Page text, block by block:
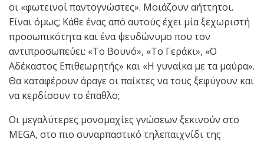
οι «φωτεινοί παντογνώστες». Mοιάζουν αήττητοι.
Είναι όμως; Κάθε ένας από αυτούς έχει μία ξεχωριστή
προσωπικότητα και ένα ψευδώνυμο που τον
αντιπροσωπεύει: «Το Βουνό», «Το Γεράκι», «Ο
Αδέκαστος Επιθεωρητής» και «Η γυναίκα με τα μαύρα».
Θα καταφέρουν άραγε οι παίκτες να τους ξεφύγουν και
να κερδίσουν το έπαθλο;
Οι μεγαλύτερες μονομαχίες γνώσεων ξεκινούν στο
MEGA, στο πιο συναρπαστικό τηλεπαιχνίδι της